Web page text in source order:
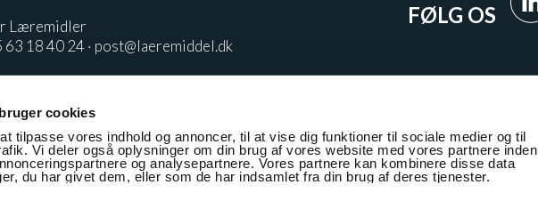
cookies
tilpasse vores indhold og annoncer, til at vise dig funktioner til sociale medier og til
Vi deler også oplysninger om din brug af vores website med vores partnere inden
og analysepartnere. Vores partnere kan kombinere disse data
du har givet dem, eller som de har indsamlet fra din brug af deres tjenester.
Læremidler
18 40 24 · post@laeremiddel.dk
FØLG OS